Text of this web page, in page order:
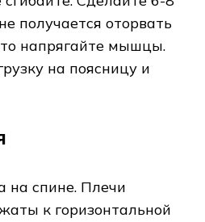
получается оторвать
напрягайте мышцы.
на поясницу и
на спине. Плечи
к горизонтальной